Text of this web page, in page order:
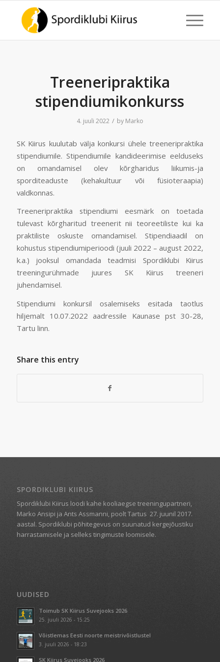
Treeneripraktika
stipendiumikonkurss
4. juuli 2022 / by Marko
SK Kiirus kuulutab välja konkursi ühele treeneripraktika
stipendiumile. Stipendiumile kandideerimise eelduseks
on omandamisel olev kõrgharidus liikumis-ja
sporditeaduste (kehakultuur või füsioteraapia)
valdkonnas.
Treeneripraktika stipendiumi eesmärk on toetada
tulevast kõrgharitud treenerit nii teoreetiliste kui ka
praktiliste oskuste omandamisel. Stipendiaadil on
kohustus stipendiumiperioodi (juuli 2022 – august 2022,
k.a.) jooksul omandada teadmisi Spordiklubi Kiirus
treeningurühmade juures SK Kiirus treeneri
juhendamisel.
Stipendiumi konkursil osalemiseks esitada taotlus
hiljemalt 10.07.2022 aadressile Kaunase pst 30-28,
Tartu linn.
Share this entry
SPORDIKLUBI KIIRUS
Spordiklubi Kiirus loodi kahe kooliaegse treeningupartneri,
Marko Ansipi ja Ants Assmanni, poolt Tartus 27. juunil 2017.
aastal. Spordiklubi põhitegevus on suunatud kergejõustiku
harrastamisele ja selleks tingimuste loomisele.
UUDISED
Toimub SK Kiirus Suvejooks 2026
25. juuli 2026 - 15:25
Võistlemas Eesti noorte meistrivõistlustel
3. juuli 2026 - 18:23
SK Kiirus Suvejooks 2026